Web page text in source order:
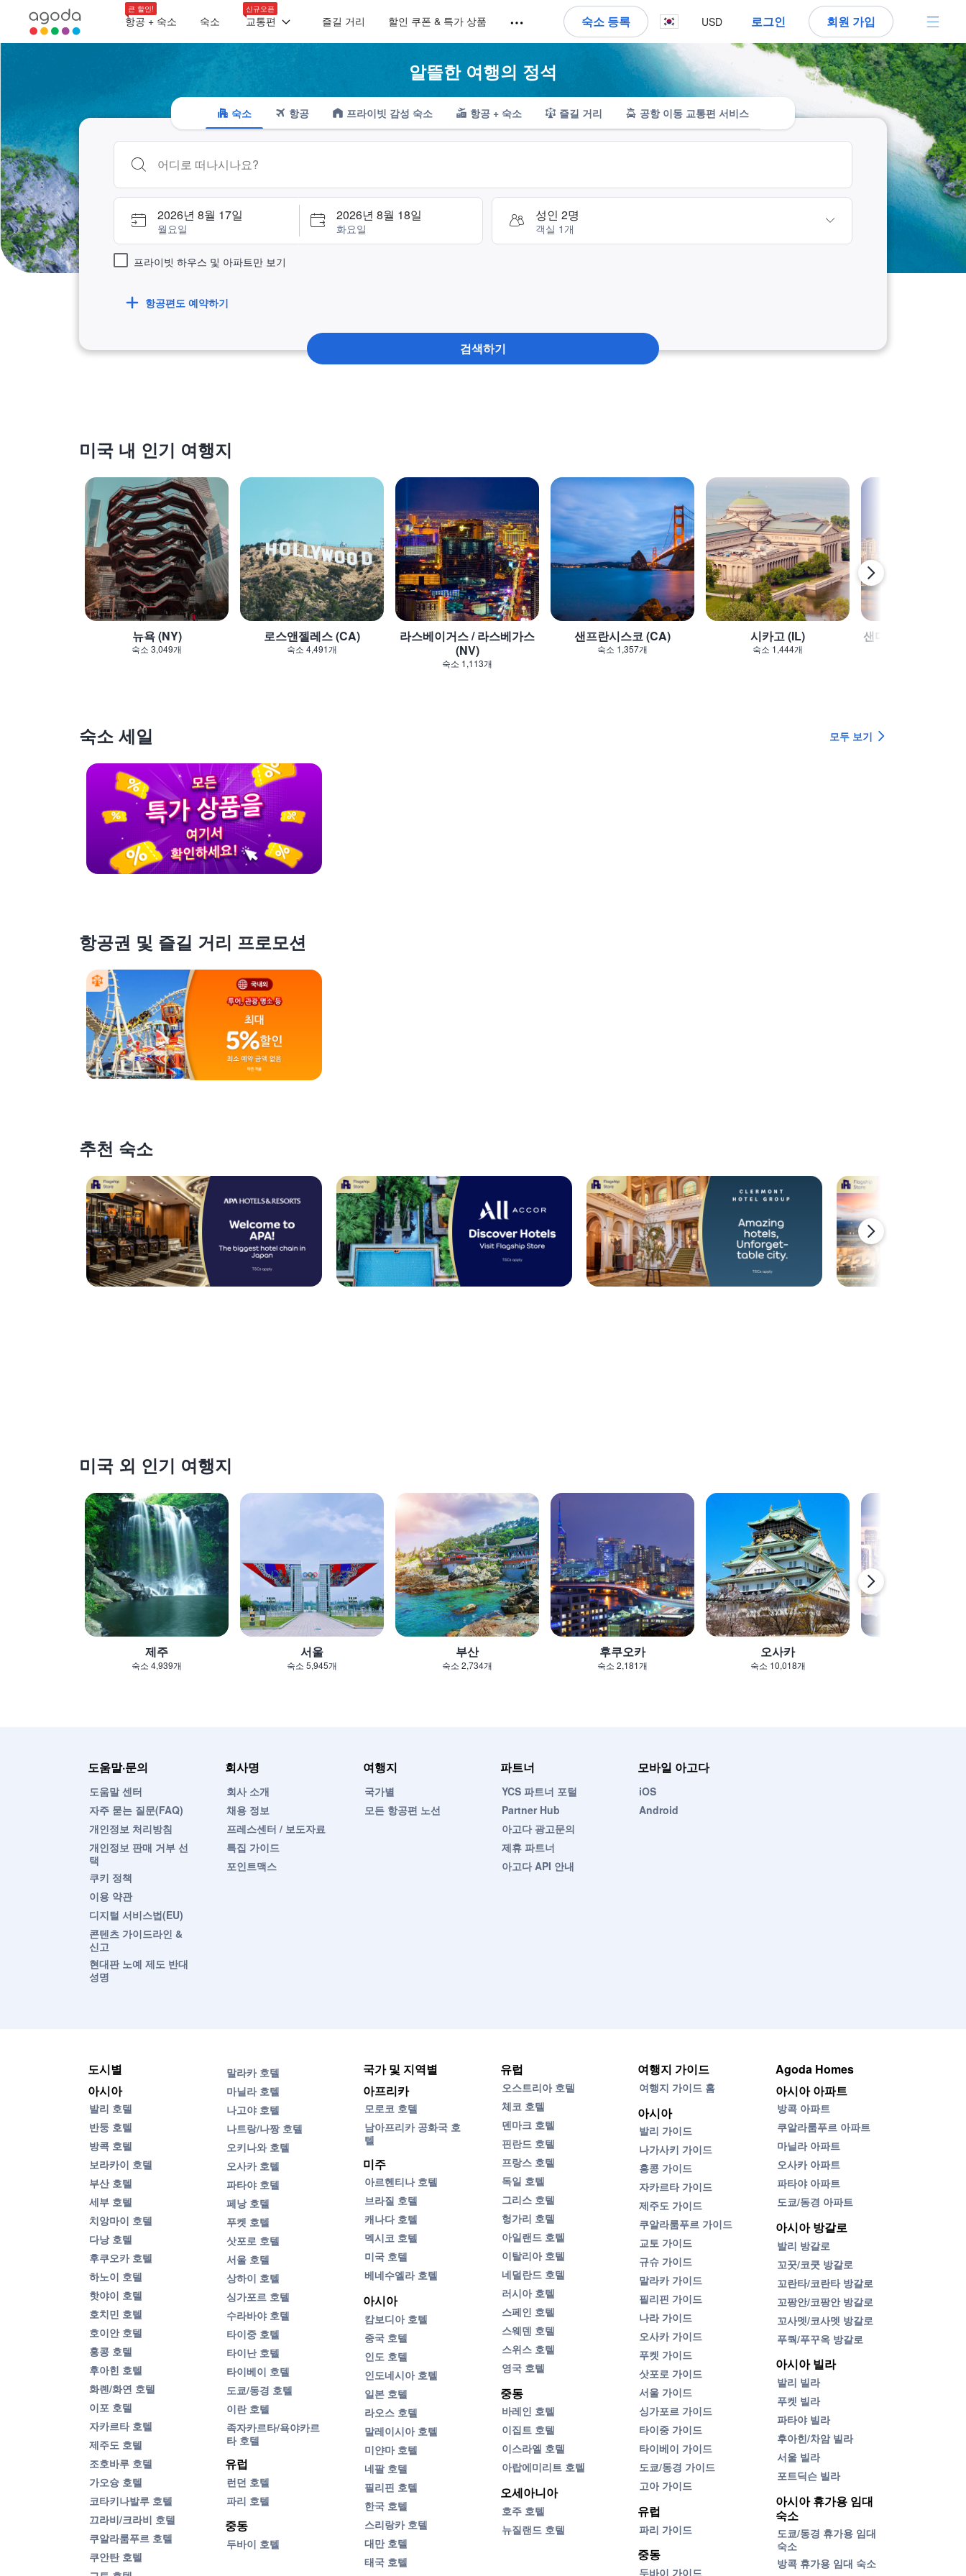
큰 할인!
항공 + 숙소 숙소
신규오픈
교통편 즐길 거리 할인 쿠폰 & 특가 상품 숙소 등록
언어를 선택해 주세요
USD
통화를 선택하세요
로그인 회원 가입
알뜰한 여행의 정석
숙소 항공 프라이빗 감성 숙소 항공 + 숙소 즐길 거리 공항 이동 교통편 서비스
검색하고 싶은 키워드나 숙소명을 입력하고 방향키나 탭 키를 사용하여 탐색한 후 엔터키를 눌러 선택하세요.
2026년 8월 17일
월요일
2026년 8월 18일
화요일
성인 2명
객실 1개
프라이빗 하우스 및 아파트만 보기
항공편도 예약하기
검색하기
미국 내 인기 여행지
뉴욕 (NY)
숙소 3,049개
로스앤젤레스 (CA)
숙소 4,491개
라스베이거스 / 라스베가스
(NV)
숙소 1,113개
샌프란시스코 (CA)
숙소 1,357개
시카고 (IL)
숙소 1,444개
샌디에이고 / 샌디
숙소 세일 모두 보기
항공권 및 즐길 거리 프로모션
추천 숙소
미국 외 인기 여행지
제주
숙소 4,939개
서울
숙소 5,945개
부산
숙소 2,734개
후쿠오카
숙소 2,181개
오사카
숙소 10,018개
도움말·문의
도움말 센터
자주 묻는 질문(FAQ)
개인정보 처리방침
개인정보 판매 거부 선
택
쿠키 정책
이용 약관
디지털 서비스법(EU)
콘텐츠 가이드라인 &
신고
현대판 노예 제도 반대
성명
회사명
회사 소개
채용 정보
프레스센터 / 보도자료
특집 가이드
포인트맥스
여행지
국가별
모든 항공편 노선
파트너
YCS 파트너 포털
Partner Hub
아고다 광고문의
제휴 파트너
아고다 API 안내
모바일 아고다
iOS
Android
도시별
아시아
발리 호텔
반둥 호텔
방콕 호텔
보라카이 호텔
부산 호텔
세부 호텔
치앙마이 호텔
다낭 호텔
후쿠오카 호텔
하노이 호텔
핫야이 호텔
호치민 호텔
호이안 호텔
홍콩 호텔
후아힌 호텔
화롄/화연 호텔
이포 호텔
자카르타 호텔
제주도 호텔
조호바루 호텔
가오슝 호텔
코타키나발루 호텔
끄라비/크라비 호텔
쿠알라룸푸르 호텔
쿠안탄 호텔
말라카 호텔
마닐라 호텔
나고야 호텔
나트랑/나짱 호텔
오키나와 호텔
오사카 호텔
파타야 호텔
페낭 호텔
푸켓 호텔
삿포로 호텔
서울 호텔
상하이 호텔
싱가포르 호텔
수라바야 호텔
타이중 호텔
타이난 호텔
타이베이 호텔
도쿄/동경 호텔
이란 호텔
족자카르타/욕야카르
타 호텔
유럽
런던 호텔
파리 호텔
중동
두바이 호텔
국가 및 지역별
아프리카
모로코 호텔
남아프리카 공화국 호
텔
미주
아르헨티나 호텔
브라질 호텔
캐나다 호텔
멕시코 호텔
미국 호텔
베네수엘라 호텔
아시아
캄보디아 호텔
중국 호텔
인도 호텔
인도네시아 호텔
일본 호텔
라오스 호텔
말레이시아 호텔
미얀마 호텔
네팔 호텔
필리핀 호텔
한국 호텔
스리랑카 호텔
대만 호텔
태국 호텔
유럽
오스트리아 호텔
체코 호텔
덴마크 호텔
핀란드 호텔
프랑스 호텔
독일 호텔
그리스 호텔
헝가리 호텔
아일랜드 호텔
이탈리아 호텔
네덜란드 호텔
러시아 호텔
스페인 호텔
스웨덴 호텔
스위스 호텔
영국 호텔
중동
바레인 호텔
이집트 호텔
이스라엘 호텔
아랍에미리트 호텔
오세아니아
호주 호텔
뉴질랜드 호텔
여행지 가이드
여행지 가이드 홈
아시아
발리 가이드
나가사키 가이드
홍콩 가이드
자카르타 가이드
제주도 가이드
쿠알라룸푸르 가이드
교토 가이드
규슈 가이드
말라카 가이드
필리핀 가이드
나라 가이드
오사카 가이드
푸켓 가이드
삿포로 가이드
서울 가이드
싱가포르 가이드
타이중 가이드
타이베이 가이드
도쿄/동경 가이드
고아 가이드
유럽
파리 가이드
중동
두바이 가이드
Agoda Homes
아시아 아파트
방콕 아파트
쿠알라룸푸르 아파트
마닐라 아파트
오사카 아파트
파타야 아파트
도쿄/동경 아파트
아시아 방갈로
발리 방갈로
꼬꿋/코쿳 방갈로
꼬란타/코란타 방갈로
꼬팡안/코팡안 방갈로
꼬사멧/코사멧 방갈로
푸쿽/푸꾸옥 방갈로
아시아 빌라
발리 빌라
푸켓 빌라
파타야 빌라
후아힌/차암 빌라
서울 빌라
포트딕슨 빌라
아시아 휴가용 임대
숙소
도쿄/동경 휴가용 임대
숙소
방콕 휴가용 임대 숙소